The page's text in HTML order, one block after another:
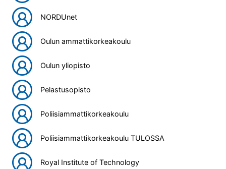
NORDUnet
Oulun ammattikorkeakoulu
Oulun yliopisto
Pelastusopisto
Poliisiammattikorkeakoulu
Poliisiammattikorkeakoulu TULOSSA
Royal Institute of Technology